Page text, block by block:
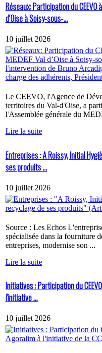
Réseaux: Participation du CEEVO
d’Oise à Soisy-sous-...
10 juillet 2026
Le CEEVO, l'Agence de
territoires du Val-d'Oise, a
l'Assemblée générale du
Lire la suite
Entreprises : A Roissy, Initial
ses produits ...
10 juillet 2026
Source : Les Echos
spécialisée dans la fourniture
entreprises, modernise son ...
Lire la suite
Initiatives : Participation du
l'initiative ...
10 juillet 2026